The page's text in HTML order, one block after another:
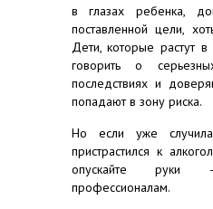
в глазах ребенка,
поставленной цели,
Дети, которые растут
говорить о
последствиях и
попадают в зону риска.
Но если уже
пристрастился к
опускайте
профессионалам.